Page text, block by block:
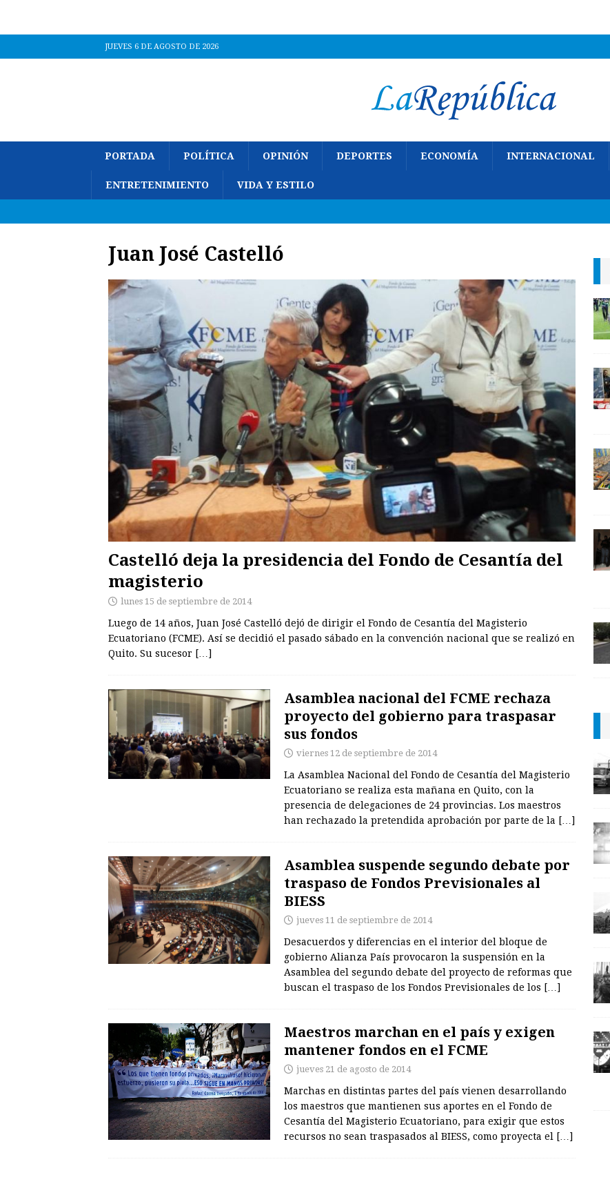
JUEVES 6 DE AGOSTO DE 2026
PORTADA POLÍTICA OPINIÓN DEPORTES ECONOMÍA INTERNACIONAL
ENTRETENIMIENTO VIDA Y ESTILO
Juan José Castelló
Castelló deja la presidencia del Fondo de Cesantía del
magisterio
lunes 15 de septiembre de 2014
Luego de 14 años, Juan José Castelló dejó de dirigir el Fondo de Cesantía del Magisterio
Ecuatoriano (FCME). Así se decidió el pasado sábado en la convención nacional que se realizó en
Quito. Su sucesor […]
Asamblea nacional del FCME rechaza
proyecto del gobierno para traspasar
sus fondos
viernes 12 de septiembre de 2014
La Asamblea Nacional del Fondo de Cesantía del Magisterio
Ecuatoriano se realiza esta mañana en Quito, con la
presencia de delegaciones de 24 provincias. Los maestros
han rechazado la pretendida aprobación por parte de la […]
Asamblea suspende segundo debate por
traspaso de Fondos Previsionales al
BIESS
jueves 11 de septiembre de 2014
Desacuerdos y diferencias en el interior del bloque de
gobierno Alianza País provocaron la suspensión en la
Asamblea del segundo debate del proyecto de reformas que
buscan el traspaso de los Fondos Previsionales de los […]
Maestros marchan en el país y exigen
mantener fondos en el FCME
jueves 21 de agosto de 2014
Marchas en distintas partes del país vienen desarrollando
los maestros que mantienen sus aportes en el Fondo de
Cesantía del Magisterio Ecuatoriano, para exigir que estos
recursos no sean traspasados al BIESS, como proyecta el
[…]